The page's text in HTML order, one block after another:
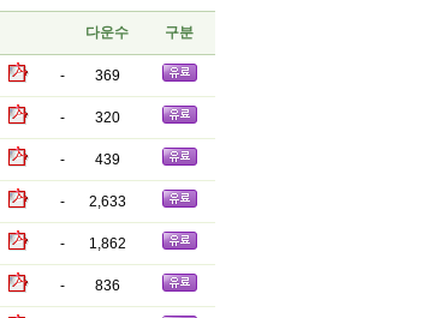
다운수 구분
- 369
- 320
- 439
- 2,633
- 1,862
- 836